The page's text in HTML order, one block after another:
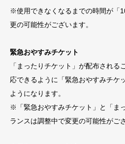
※使用できなくなるまでの時間が「
更の可能性がございます。
緊急おやすみチケット
「まったりチケット」が配布され
応できるように「緊急おやすみチケ
ようになります。
※「緊急おやすみチケット」と「ま
ランスは調整中で変更の可能性がご